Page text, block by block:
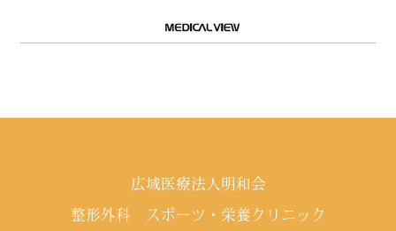
広域医療法人明和会
整形外科 スポーツ・栄養クリニック